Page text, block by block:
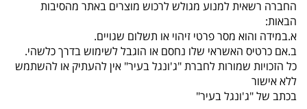
החברה רשאית למנוע מגולש לרכוש מוצרים באתר מהסיבות
הבאות:
א.במידה והוא מסר פרטי זיהוי או תשלום שגויים.
ב.אם כרטיס האשראי שלו נחסם או הוגבל לשימוש בדרך כלשהי.
כל הזכויות שמורות לחברת "ג'ונגל בעיר" אין להעתיק או להשתמש
ללא אישור
בכתב של "ג'ונגל בעיר"